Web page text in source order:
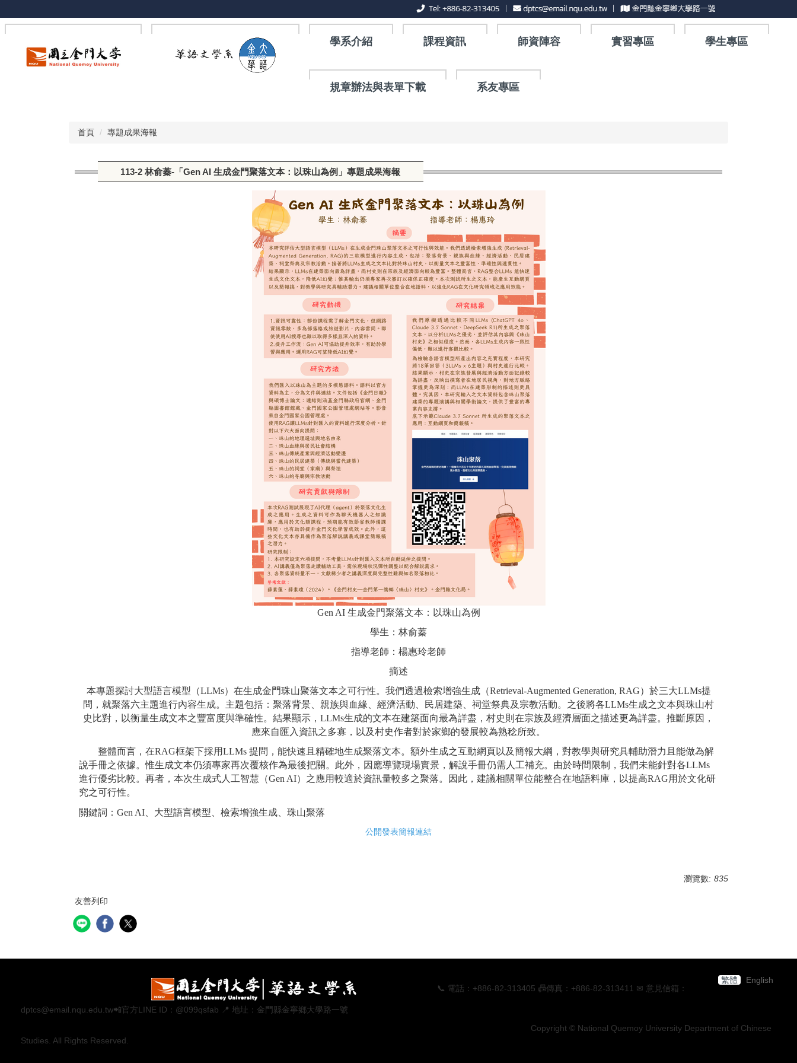
到
主
學系介紹 課程資訊 師資陣容 實習專區 學生專區
規章辦法與表單下載 系友專區
首頁 專題成果海報
113-2 林俞蓁-「Gen AI 生成金門聚落文本：以珠山為例」專題成果海報
Gen AI 生成金門聚落文本：以珠山為例
學生： 林俞蓁
指導老師： 楊惠玲老師
摘述
本專題探討大型語言模型（LLMs）在生成金門珠山聚落文本之可行性。我們透過檢索增強生成（Retrieval-Augmented Generation, RAG）於三大LLMs提
問，就聚落六主題進行內容生成。主題包括：聚落背景、親族與血緣、經濟活動、民居建築、祠堂祭典及宗教活動。之後將各LLMs生成之文本與珠山村
史比對，以衡量生成文本之豐富度與準確性。結果顯示， LLMs生成的文本在建築面向最為詳盡，村史則在宗族及經濟層面之描述更為詳盡。推斷原因，
應來自匯入資訊之多寡，以及村史作者對於家鄉的發展較為熟稔所致。
整體而言，在RAG框架下採用LLMs 提問，能快速且精確地生成聚落文本。額外生成之互動網頁以及簡報大綱，對教學與研究具輔助潛力且能做為解
說手冊之依據。惟生成文本仍須專家再次覆核作為最後把關。此外，因應導覽現場實景，解說手冊仍需人工補充。由於時間限制，我們未能針對各LLMs
進行優劣比較。再者，本次生成式人工智慧（Gen AI）之應用較適於資訊量較多之聚落。因此，建議相關單位能整合在地語料庫，以提高RAG用於文化研
究之可行性。
關鍵詞： Gen AI 、大型語言模型、檢索增強生成、珠山聚落
公開發表簡報連結
瀏覽數: 835
友善列印
繁體
English
📞 電話：+886-82-313405 📠傳真：+886-82-313411 ✉ 意見信箱：
dptcs@email.nqu.edu.tw📲官方LINE ID：@099qsfab 📍 地址：金門縣金寧鄉大學路一號
Copyright © National Quemoy University Department of Chinese
Studies. All Rights Reserved.